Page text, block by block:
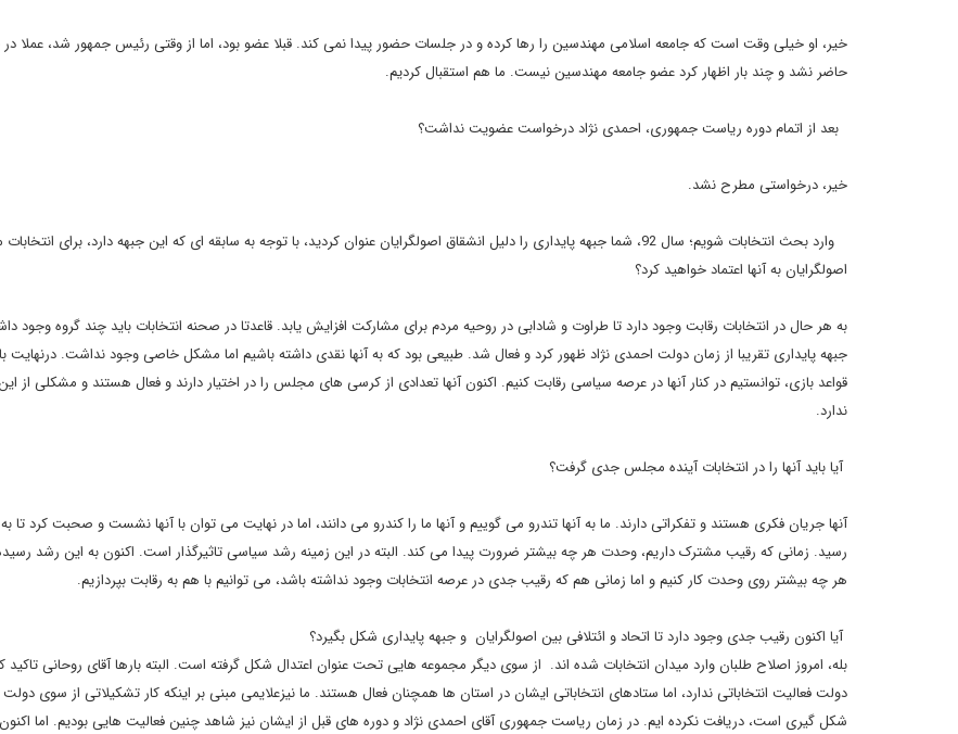
خیر، او خیلی وقت است که جامعه اسلامی مهندسین را رها کرده و در جلسات حضور پیدا نمی کند. قبلا عضو بود، اما از وقتی رئیس جمهور شد، عملا
حاضر نشد و چند بار اظهار کرد عضو جامعه مهندسین نیست. ما هم استقبال کردیم.
بعد از اتمام دوره ریاست جمهوری، احمدی نژاد درخواست عضویت نداشت؟
خیر، درخواستی مطرح نشد.
وارد بحث انتخابات شویم؛ سال 92، شما جبهه پایداری را دلیل انشقاق اصولگرایان عنوان کردید، با توجه به سابقه ای که این جبهه دارد، برای
اصولگرایان به آنها اعتماد خواهید کرد؟
به هر حال در انتخابات رقابت وجود دارد تا طراوت و شادابی در روحیه مردم برای مشارکت افزایش یابد. قاعدتا در صحنه انتخابات باید چند گروه وجود
جبهه پایداری تقریبا از زمان دولت احمدی نژاد ظهور کرد و فعال شد. طبیعی بود که به آنها نقدی داشته باشیم اما مشکل خاصی وجود نداشت. درنهایت
قواعد بازی، توانستیم در کنار آنها در عرصه سیاسی رقابت کنیم. اکنون آنها تعدادی از کرسی های مجلس را در اختیار دارند و فعال هستند و مشکلی از
ندارد.
آیا باید آنها را در انتخابات آینده مجلس جدی گرفت؟
آنها جریان فکری هستند و تفکراتی دارند. ما به آنها تندرو می گوییم و آنها ما را کندرو می دانند، اما در نهایت می توان با آنها نشست و صحبت کرد تا
رسید. زمانی که رقیب مشترک داریم، وحدت هر چه بیشتر ضرورت پیدا می کند. البته در این زمینه رشد سیاسی تاثیرگذار است. اکنون به این رشد رسیده
هر چه بیشتر روی وحدت کار کنیم و اما زمانی هم که رقیب جدی در عرصه انتخابات وجود نداشته باشد، می توانیم با هم به رقابت بپردازیم.
آیا اکنون رقیب جدی وجود دارد تا اتحاد و ائتلافی بین اصولگرایان و جبهه پایداری شکل بگیرد؟
بله، امروز اصلاح طلبان وارد میدان انتخابات شده اند. از سوی دیگر مجموعه هایی تحت عنوان اعتدال شکل گرفته است. البته بارها آقای روحانی تاکید
دولت فعالیت انتخاباتی ندارد، اما ستادهای انتخاباتی ایشان در استان ها همچنان فعال هستند. ما نیزعلایمی مبنی بر اینکه کار تشکیلاتی از سوی
شکل گیری است، دریافت نکرده ایم. در زمان ریاست جمهوری آقای احمدی نژاد و دوره های قبل از ایشان نیز شاهد چنین فعالیت هایی بودیم. اما